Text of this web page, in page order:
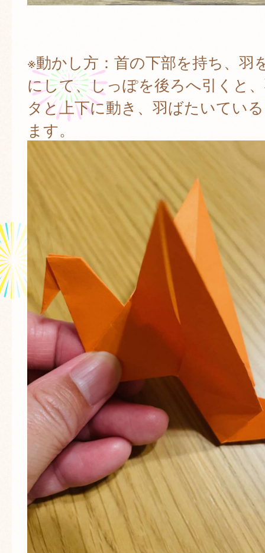
※動かし方：首の下部を持ち、羽
にして、しっぽを後ろへ引くと
タと上下に動き、羽ばたいてい
ます。